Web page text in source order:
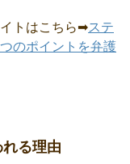
トはこちら➡ステ
のポイントを弁護
る理由